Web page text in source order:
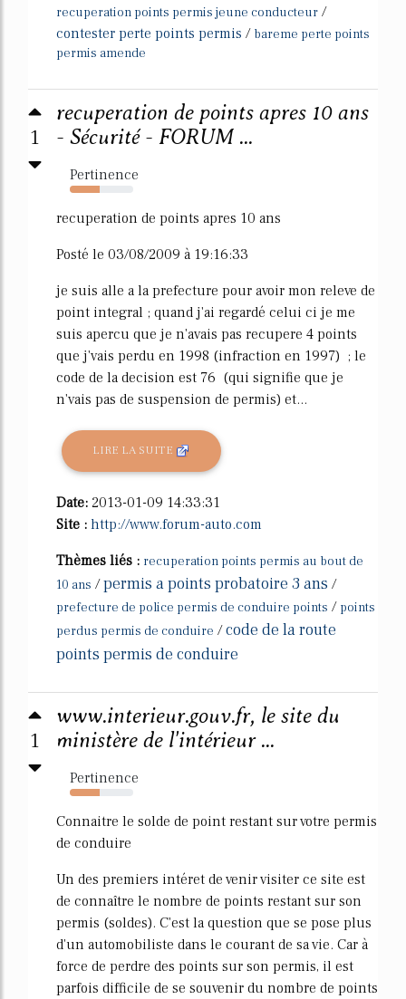
recuperation points permis jeune conducteur /
contester perte points permis / bareme perte points
permis amende
1
recuperation de points apres 10 ans
- Sécurité - FORUM ...
Pertinence
47%
recuperation de points apres 10 ans
Posté le 03/08/2009 à 19:16:33
je suis alle a la prefecture pour avoir mon releve de
point integral ; quand j'ai regardé celui ci je me
suis apercu que je n'avais pas recupere 4 points
que j'vais perdu en 1998 (infraction en 1997) ; le
code de la decision est 76 (qui signifie que je
n'vais pas de suspension de permis) et...
LIRE LA SUITE
Date: 2013-01-09 14:33:31
Site : http://www.forum-auto.com
Thèmes liés : recuperation points permis au bout de
10 ans /permis a points probatoire 3 ans /
prefecture de police permis de conduire points / points
perdus permis de conduire /code de la route
points permis de conduire
1
www.interieur.gouv.fr, le site du
ministère de l'intérieur ...
Pertinence
47%
Connaitre le solde de point restant sur votre permis
de conduire
Un des premiers intéret de venir visiter ce site est
de connaître le nombre de points restant sur son
permis (soldes). C'est la question que se pose plus
d'un automobiliste dans le courant de sa vie. Car à
force de perdre des points sur son permis, il est
parfois difficile de se souvenir du nombre de points